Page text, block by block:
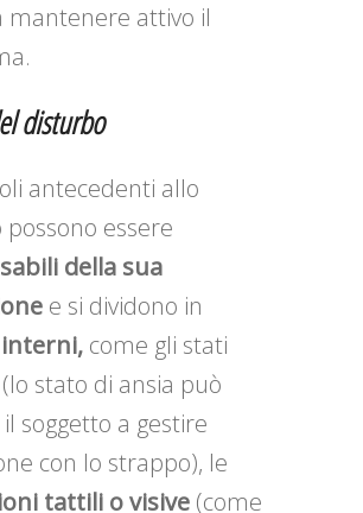
mantenere attivo il
disturbo
antecedenti allo
essere
della sua
e si dividono in
come gli stati
stato di ansia può
soggetto a gestire
con lo strappo), le
tattili o visive (come